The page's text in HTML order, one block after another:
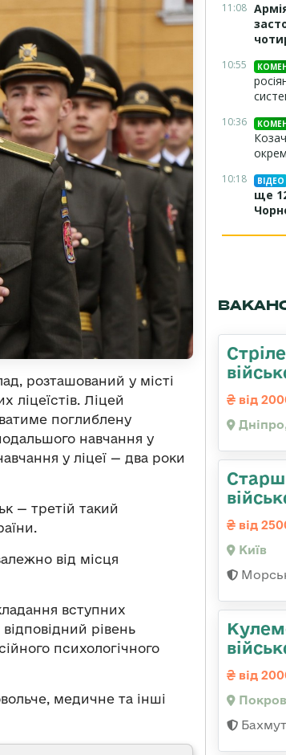
розташований у місті
ліцеїстів. Ліцей
поглиблену
навчання у
у ліцеї — два роки
— третій такий
від місця
вступних
рівень
психологічного
медичне та інші
11:08
10:55
10:36
10:18 ВІДЕО
ще
від
від
Київ
від